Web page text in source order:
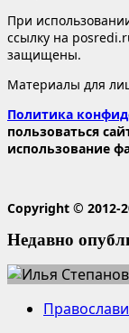
При
ссылку на
защищены.
Материалы для
Политика
пользоваться
использование
Copyright © 2012-
Недавно